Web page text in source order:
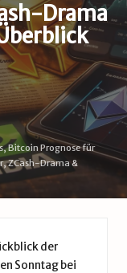
Drama
Bitcoin Prognose für
ZCash-Drama &
der
Sonntag bei